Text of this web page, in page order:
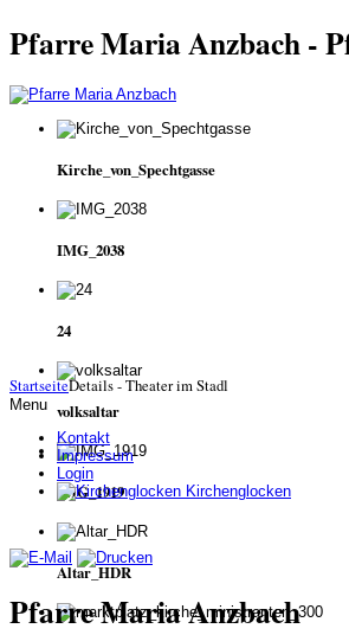
Pfarre Maria Anzbach -
Kirche_von_Spechtgasse
IMG_2038
24
volksaltar
IMG_1919
Altar_HDR
StartseiteDetails - Theater im Stadl
Menu
Kontakt
Impressum
Login
Kirchenglocken
Pfarre Maria Anzbach